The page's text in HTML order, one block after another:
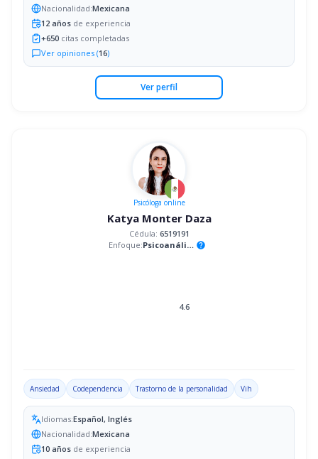
Nacionalidad:Mexicana
12 años de experiencia
+650 citas completadas
Ver opiniones (16)
Ver perfil
Psicóloga online
Katya Monter Daza
Cédula: 6519191
Enfoque:
Psicoanálisis help
4.6
Ansiedad Codependencia Trastorno de la personalidad Vih
Idiomas:Español, Inglés
Nacionalidad:Mexicana
10 años de experiencia